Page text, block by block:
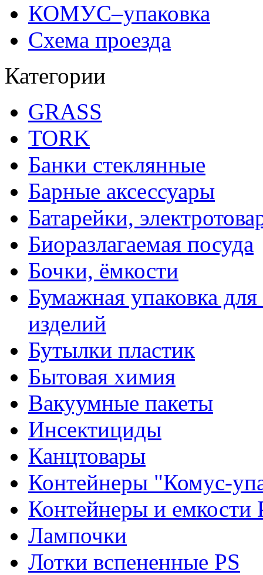
КОМУС–упаковка
Схема проезда
Категории
GRASS
TORK
Банки стеклянные
Барные аксессуары
Батарейки,
Биоразлагаемая посуда
Бочки, ёмкости
Бумажная упаковка
изделий
Бутылки пластик
Бытовая химия
Вакуумные пакеты
Инсектициды
Канцтовары
Контейнеры "Комус-
Контейнеры и емкости
Лампочки
Лотки вспененные PS